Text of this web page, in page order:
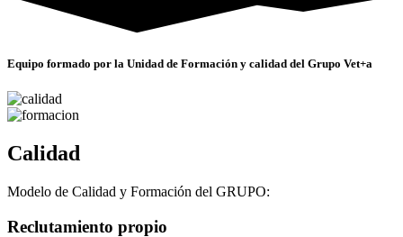
Equipo formado por la Unidad de Formación y calidad del Grupo Vet+a
Calidad
Modelo de Calidad y Formación del GRUPO:
Reclutamiento propio